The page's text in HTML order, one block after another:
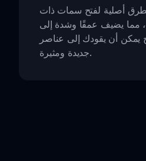
أصلية لفتح سمات ذات
يضيف عمقًا وشدة إلى
يمكن أن يقودك إلى عناصر
جديدة ومثيرة.